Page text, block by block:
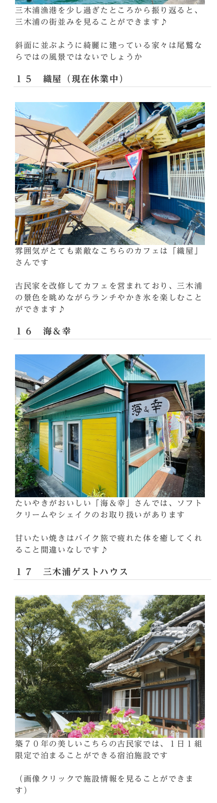
三木浦漁港を少し過ぎたところから振り返ると、
三木浦の街並みを見ることができます♪
斜面に並ぶように綺麗に建っている家々は尾鷲な
らではの風景ではないでしょうか
１５ 織屋（現在休業中）
雰囲気がとても素敵なこちらのカフェは「織屋」
さんです
古民家を改修してカフェを営まれており、三木浦
の景色を眺めながらランチやかき氷を楽しむこと
ができます♪
１６ 海＆幸
たいやきがおいしい「海＆幸」さんでは、ソフト
クリームやシェイクのお取り扱いがあります
甘いたい焼きはバイク旅で疲れた体を癒してくれ
ること間違いなしです♪
１７ 三木浦ゲストハウス
築７０年の美しいこちらの古民家では、１日１組
限定で泊まることができる宿泊施設です
（画像クリックで施設情報を見ることができま
す）